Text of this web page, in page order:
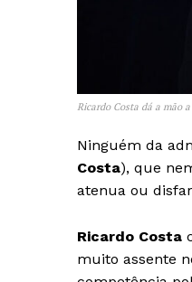
Ricardo Costa dá a mão
Ninguém da
Costa), que
atenua ou
Ricardo Costa
muito assente